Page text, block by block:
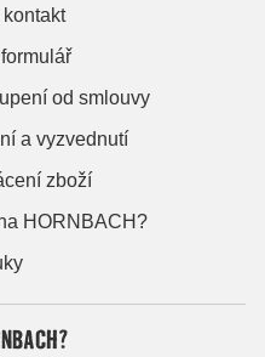
kontakt
od smlouvy
a vyzvednutí
zboží
HORNBACH?